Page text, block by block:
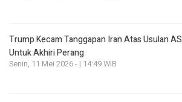
Trump Kecam Tanggapan Iran Atas Usulan AS
Untuk Akhiri Perang
Senin, 11 Mei 2026 - | 14:49 WIB